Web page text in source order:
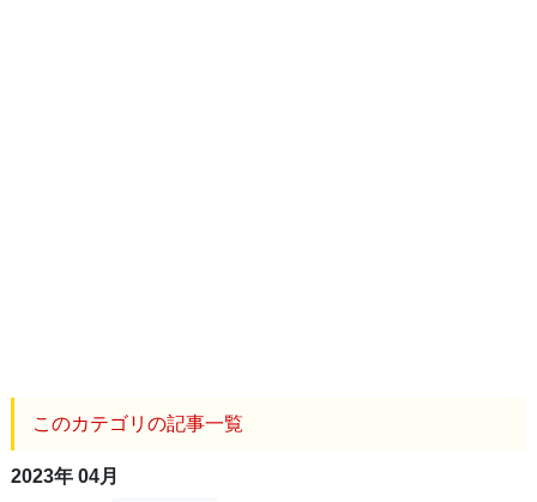
このカテゴリの記事一覧
2023年 04月